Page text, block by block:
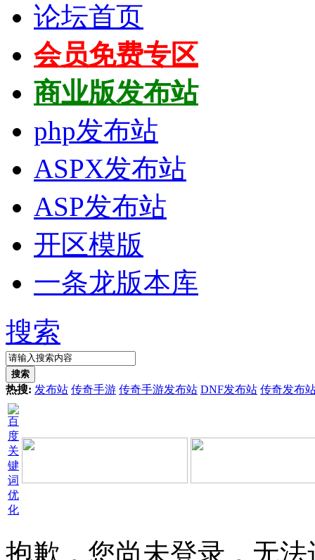
论坛首页
会员免费专区
商业版发布站
php发布站
ASPX发布站
ASP发布站
开区模版
一条龙版本库
搜索
搜索
热搜: 发布站 传奇手游 传奇手游发布站 DNF发布站 传奇发布
抱歉，您尚未登录，无